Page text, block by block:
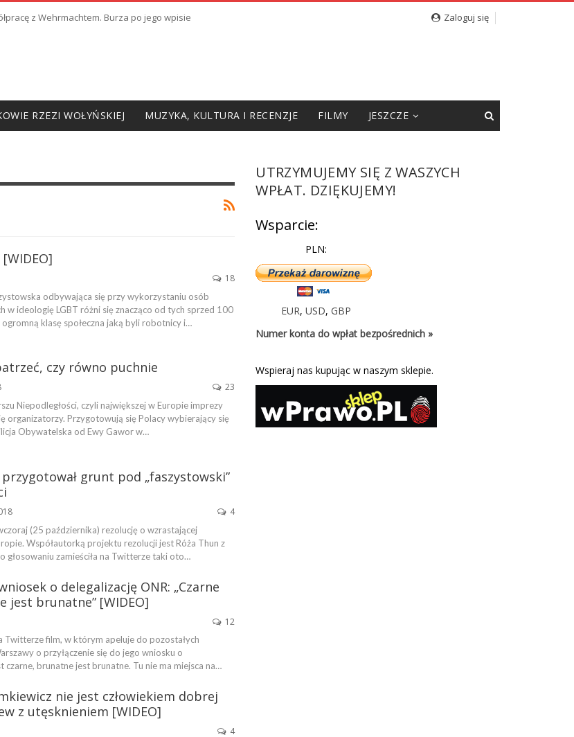
z Wehrmachtem. Burza po jego wpisie Zaloguj się
RZEZI WOŁYŃSKIEJ MUZYKA, KULTURA I RECENZJE FILMY JESZCZE
18
odbywająca się przy wykorzystaniu osób
w ideologię LGBT różni się znacząco od tych sprzed 100
klasę społeczna jaką byli robotnicy i…
czy równo puchnie
23
Niepodległości, czyli największej w Europie imprezy
organizatorzy. Przygotowują się Polacy wybierający się
Obywatelska od Ewy Gawor w…
przygotował grunt pod „faszystowski”
4
(25 października) rezolucję o wzrastającej
Współautorką projektu rezolucji jest Róża Thun z
głosowaniu zamieściła na Twitterze taki oto…
o delegalizację ONR: „Czarne
jest brunatne” [WIDEO]
12
Twitterze film, w którym apeluje do pozostałych
o przyłączenie się do jego wniosku o
czarne, brunatne jest brunatne. Tu nie ma miejsca na…
nie jest człowiekiem dobrej
z utęsknieniem [WIDEO]
4
UTRZYMUJEMY SIĘ Z WASZYCH
WPŁAT. DZIĘKUJEMY!
Wsparcie:
PLN:
EUR,USD,GBP
Numer konta do wpłat bezpośrednich »
Wspieraj nas kupując w naszym sklepie.